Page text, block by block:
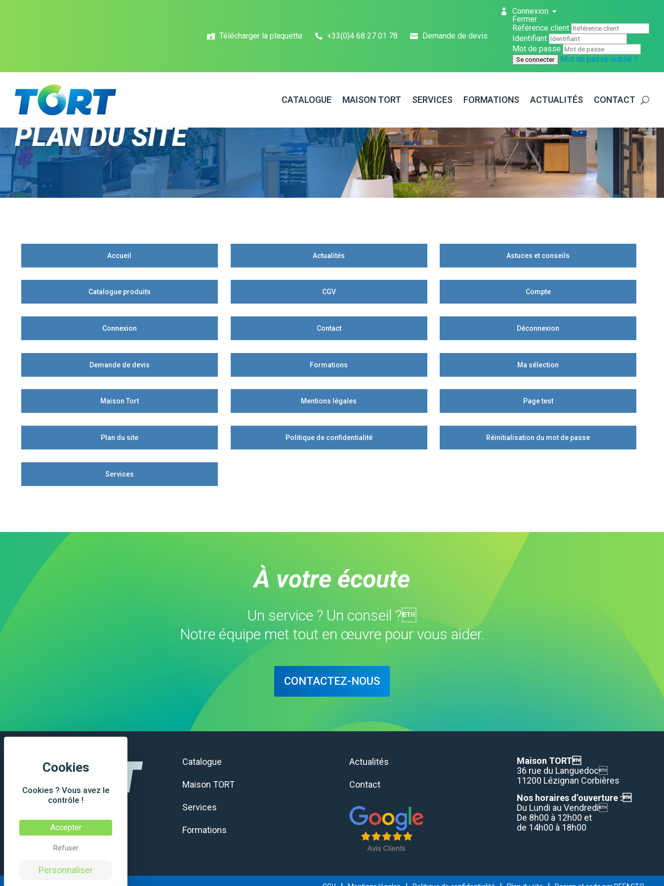
Cookies ? Vous avez le
contrôle !
Accepter
Refuser
Personnaliser
Télécharger la plaquette +33(0)4 68 27 01 78 Demande de devis
Connexion
Fermer
Référence client
Identifiant
Mot de passe
Se connecter Mot de passe oublié ?
CATALOGUE MAISON TORT SERVICES FORMATIONS ACTUALITÉS CONTACT
PLAN DU SITE
Accueil Actualités Astuces et conseils
Catalogue produits CGV Compte
Connexion Contact Déconnexion
Demande de devis Formations Ma sélection
Maison Tort Mentions légales Page test
Plan du site Politique de confidentialité Réinitialisation du mot de passe
Services
À votre écoute
Un service ? Un conseil ?
Notre équipe met tout en œuvre pour vous aider.
CONTACTEZ-NOUS
Catalogue
Maison TORT
Services
Formations
Actualités
Contact
Maison TORT
36 rue du Languedoc
11200 Lézignan Corbières
Nos horaires d’ouverture :
Du Lundi au Vendredi
De 8h00 à 12h00 et
de 14h00 à 18h00